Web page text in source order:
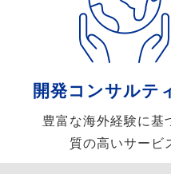
開発コンサルテ
豊富な海外経験に基
質の高いサービ